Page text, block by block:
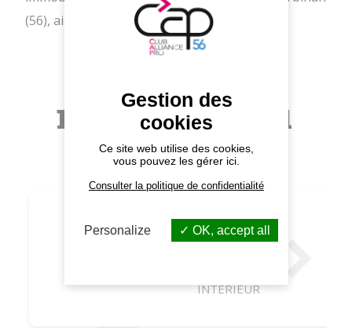
(56), ainsi qu’en Bretagne Sud.
Autres
membres du
CAP 56
USUEL
DESIGN
INTERIEUR
Gestion des
cookies
Ce site web utilise des cookies,
vous pouvez les gérer ici.
Consulter la politique de confidentialité
Personalize OK, accept all